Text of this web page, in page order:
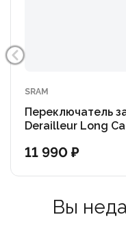
SRAM
Переключатель
Derailleur Long
11 990 ₽
Вы